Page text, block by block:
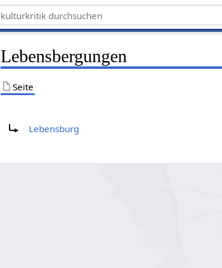
Lebensbergungen
Seite
Lebensburg